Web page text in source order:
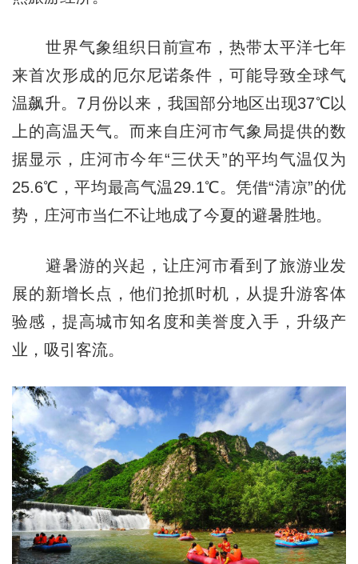
世界气象组织日前宣布，热带太平洋七年
来首次形成的厄尔尼诺条件，可能导致全球气
温飙升。7月份以来，我国部分地区出现37℃以
上的高温天气。而来自庄河市气象局提供的数
据显示，庄河市今年“三伏天”的平均气温仅为
25.6℃，平均最高气温29.1℃。凭借“清凉”的优
势，庄河市当仁不让地成了今夏的避暑胜地。
避暑游的兴起，让庄河市看到了旅游业发
展的新增长点，他们抢抓时机，从提升游客体
验感，提高城市知名度和美誉度入手，升级产
业，吸引客流。